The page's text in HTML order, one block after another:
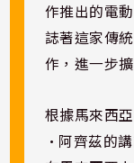
作推出的電
誌著這家傳
作，進一步
根據馬來西
·阿齊茲的